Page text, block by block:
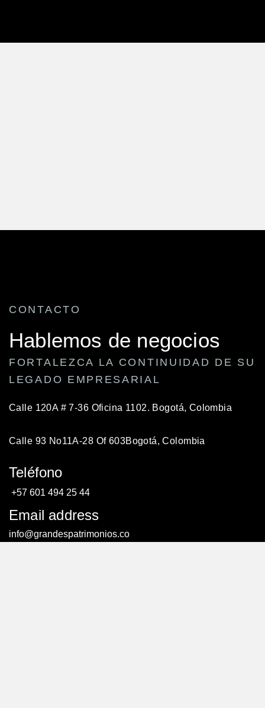
CONTACTO
Hablemos de negocios
FORTALEZCA LA CONTINUIDAD DE SU
LEGADO EMPRESARIAL
Calle 120A # 7-36 Oficina 1102. Bogotá, Colombia
Calle 93 No11A-28 Of 603Bogotá, Colombia
Teléfono
+57 601 494 25 44
Email address
info@grandespatrimonios.co